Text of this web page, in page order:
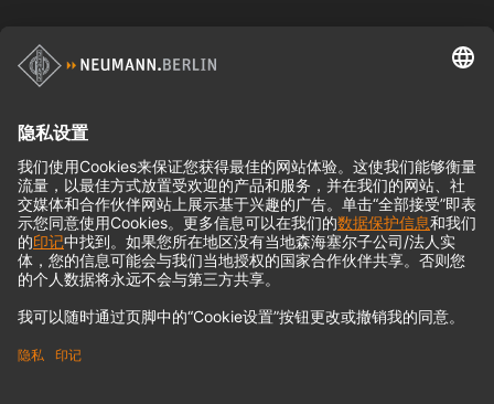
© 2018 - 2026Georg Neumann GmbH
Privacy policy